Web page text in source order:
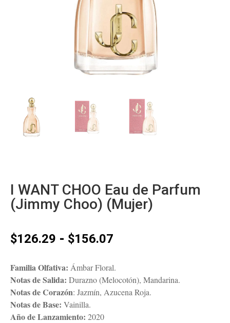
I WANT CHOO Eau de Parfum
(Jimmy Choo) (Mujer)
$126.29 - $156.07
precios:
desde
$126.29
hasta
Familia Olfativa: Ámbar Floral.
Notas de Salida: Durazno (Melocotón), Mandarina.
Notas de Corazón: Jazmín, Azucena Roja.
Notas de Base: Vainilla.
Año de Lanzamiento: 2020